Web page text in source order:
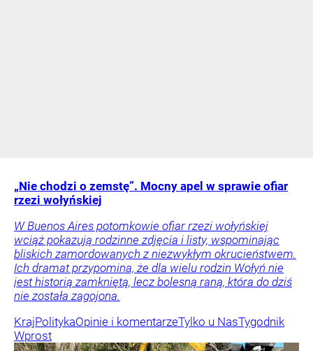
„Nie chodzi o zemstę”. Mocny apel w sprawie ofiar
rzezi wołyńskiej
W Buenos Aires potomkowie ofiar rzezi wołyńskiej
wciąż pokazują rodzinne zdjęcia i listy, wspominając
bliskich zamordowanych z niezwykłym okrucieństwem.
Ich dramat przypomina, że dla wielu rodzin Wołyń nie
jest historią zamkniętą, lecz bolesną raną, która do dziś
nie została zagojona.
KrajPolitykaOpinie i komentarzeTylko u NasTygodnik
Wprost